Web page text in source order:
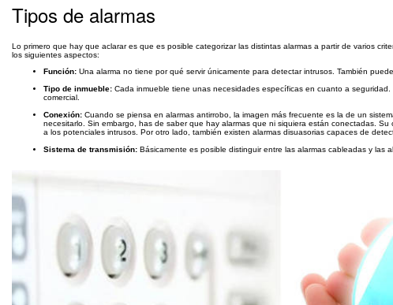
Tipos de alarmas
Lo primero que hay que aclarar es que es posible categorizar las distintas alarmas a partir de varios
los siguientes aspectos:
Función: Una alarma no tiene por qué servir únicamente para detectar intrusos. También
Tipo de inmueble: Cada inmueble tiene unas necesidades específicas en cuanto a
comercial.
Conexión: Cuando se piensa en alarmas antirrobo, la imagen más frecuente es la de un
necesitarlo. Sin embargo, has de saber que hay alarmas que ni siquiera están conectadas.
a los potenciales intrusos. Por otro lado, también existen alarmas disuasorias capaces de
Sistema de transmisión: Básicamente es posible distinguir entre las alarmas cableadas y las